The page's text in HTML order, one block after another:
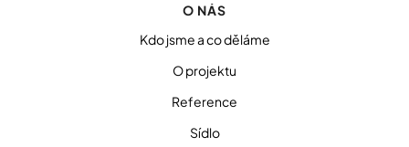
O NÁS
Kdo jsme a co děláme
O projektu
Reference
Sídlo